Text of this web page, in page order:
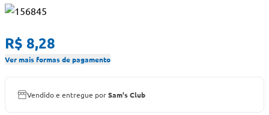
R$ 8,28
Ver mais formas de pagamento
Vendido e entregue porSam's Club